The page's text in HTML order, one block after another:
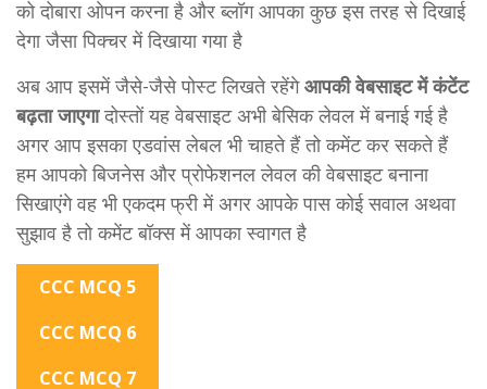
को दोबारा ओपन करना है और ब्लॉग आपका कुछ इस तरह से दिखाई
देगा जैसा पिक्चर में दिखाया गया है
अब आप इसमें जैसे-जैसे पोस्ट लिखते रहेंगेआपकी वेबसाइट में कंटेंट
बढ़ता जाएगादोस्तों यह वेबसाइट अभी बेसिक लेवल में बनाई गई है
अगर आप इसका एडवांस लेबल भी चाहते हैं तो कमेंट कर सकते हैं
हम आपको बिजनेस और प्रोफेशनल लेवल की वेबसाइट बनाना
सिखाएंगे वह भी एकदम फ्री में अगर आपके पास कोई सवाल अथवा
सुझाव है तो कमेंट बॉक्स में आपका स्वागत है
CCC MCQ 5
CCC MCQ 6
CCC MCQ 7